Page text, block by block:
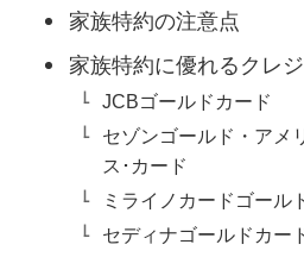
家族特約の注意点
家族特約に優れるクレ
JCBゴールドカード
セゾンゴールド・アメ
ス･カード
ミライノカードゴール
セディナゴールドカー